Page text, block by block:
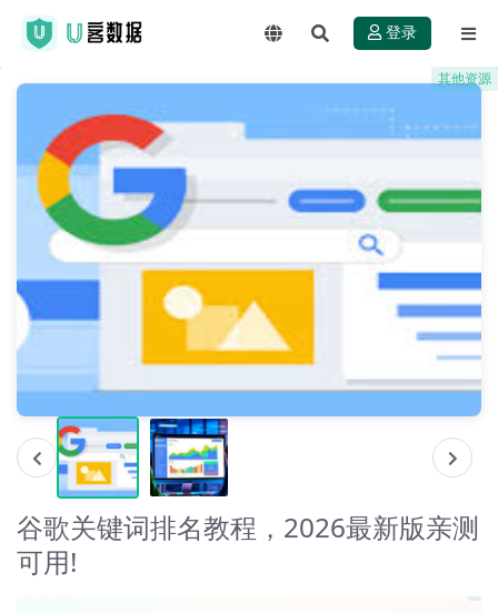
登录
谷歌关键词排名教程，2026最新版亲测
可用!
其他资源